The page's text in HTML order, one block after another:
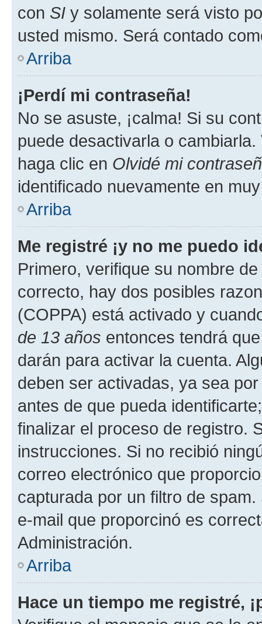
con SI y solamente será visto
usted mismo. Será contado
Arriba
¡Perdí mi contraseña!
No se asuste, ¡calma! Si su
puede desactivarla o
haga clic en Olvidé mi
identificado nuevamente en
Arriba
Me registré ¡y no me puedo
Primero, verifique su nombre
correcto, hay dos posibles
(COPPA) está activado y
de 13 años entonces tendrá
darán para activar la cuenta.
deben ser activadas, ya sea
antes de que pueda
finalizar el proceso de registro.
instrucciones. Si no recibió
correo electrónico que
capturada por un filtro de
e-mail que proporcinó es
Administración.
Arriba
Hace un tiempo me registré,